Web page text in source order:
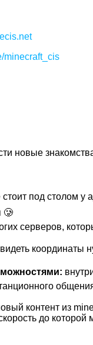
minecraft_cis
новые
под столом у
🥲
серверов,
координаты
контент из
до которой